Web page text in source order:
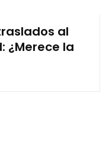
al
¿Merece la